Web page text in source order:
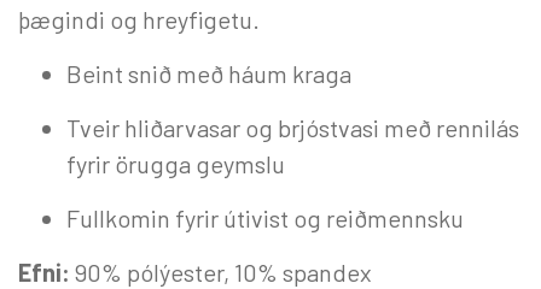
þægindi og hreyfigetu.
Beint snið með háum kraga
Tveir hliðarvasar og brjóstvasi með rennilás
fyrir örugga geymslu
Fullkomin fyrir útivist og reiðmennsku
Efni: 90% pólýester, 10% spandex